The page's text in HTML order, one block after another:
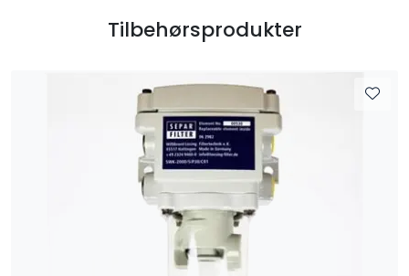
Tilbehørsprodukter